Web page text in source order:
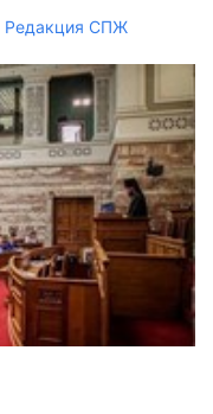
Редакция СПЖ